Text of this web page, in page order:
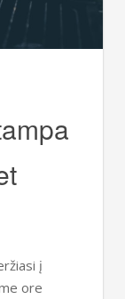
į
ore